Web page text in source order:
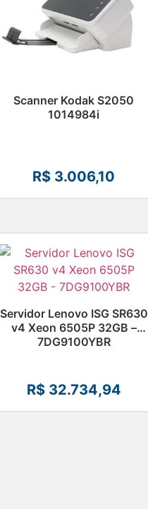
Scanner Kodak S2050
1014984i
R$ 3.006,10
Servidor Lenovo ISG SR630
v4 Xeon 6505P 32GB –
7DG9100YBR
R$32.734,94